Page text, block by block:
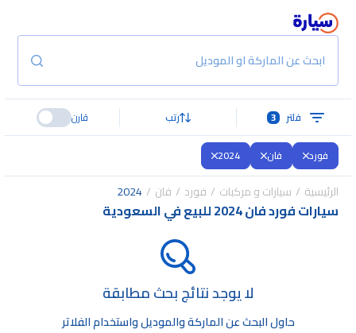
ابحث عن الماركة او الموديل
فلتر 3 رتب قارن
فورد فان 2024
الرئيسية سيارات و مركبات فورد فان 2024
سيارات فورد فان 2024 للبيع في السعودية
لا يوجد نتائج بحث مطابقة
حاول البحث عن الماركة والموديل واستخدام الفلاتر